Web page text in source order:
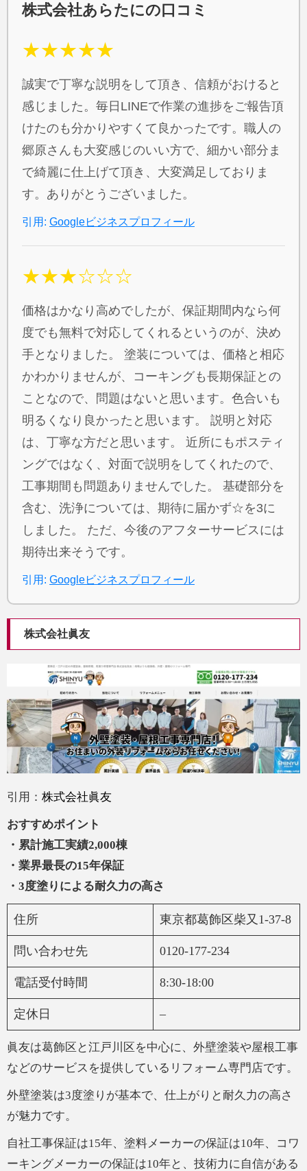
株式会社あらたにの口コミ
★★★★★
誠実で丁寧な説明をして頂き、信頼がおけると
感じました。毎日LINEで作業の進捗をご報告頂
けたのも分かりやすくて良かったです。職人の
郷原さんも大変感じのいい方で、細かい部分ま
で綺麗に仕上げて頂き、大変満足しておりま
す。ありがとうございました。
引用: Googleビジネスプロフィール
★★★☆☆☆
価格はかなり高めでしたが、保証期間内なら何
度でも無料で対応してくれるというのが、決め
手となりました。 塗装については、価格と相応
かわかりませんが、コーキングも長期保証との
ことなので、問題はないと思います。色合いも
明るくなり良かったと思います。 説明と対応
は、丁寧な方だと思います。 近所にもポスティ
ングではなく、対面で説明をしてくれたので、
工事期間も問題ありませんでした。 基礎部分を
含む、洗浄については、期待に届かず☆を3に
しました。 ただ、今後のアフターサービスには
期待出来そうです。
引用: Googleビジネスプロフィール
株式会社眞友
引用： 株式会社眞友
おすすめポイント
・累計施工実績2,000棟
・業界最長の15年保証
・3度塗りによる耐久力の高さ
住所 東京都葛飾区柴又1-37-8
問い合わせ先 0120-177-234
電話受付時間 8:30-18:00
定休日 –
眞友は葛飾区と江戸川区を中心に、外壁塗装や屋根工事
などのサービスを提供しているリフォーム専門店です。
外壁塗装は3度塗りが基本で、仕上がりと耐久力の高さ
が魅力です。
自社工事保証は15年、塗料メーカーの保証は10年、コワ
ーキングメーカーの保証は10年と、技術力に自信がある